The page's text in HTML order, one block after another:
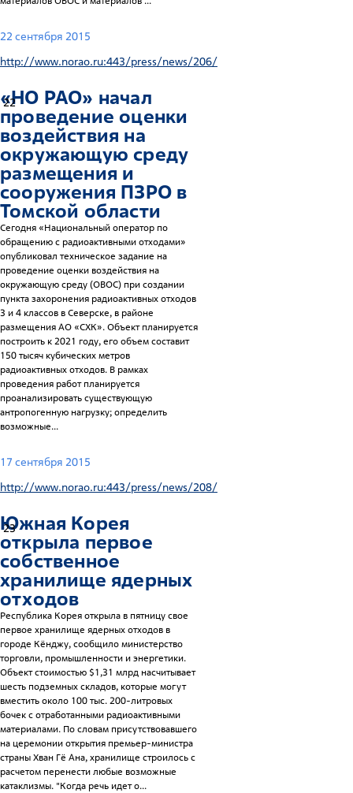
22 сентября 2015
http://www.norao.ru:443/press/news/206/
22
«НО РАО» начал
проведение оценки
воздействия на
окружающую среду
размещения и
сооружения ПЗРО в
Томской области
Сегодня «Национальный оператор по
обращению с радиоактивными отходами»
опубликовал техническое задание на
проведение оценки воздействия на
окружающую среду (ОВОС) при создании
пункта захоронения радиоактивных отходов
3 и 4 классов в Северске, в районе
размещения АО «СХК». Объект планируется
построить к 2021 году, его объем составит
150 тысяч кубических метров
радиоактивных отходов. В рамках
проведения работ планируется
проанализировать существующую
антропогенную нагрузку; определить
возможные...
17 сентября 2015
http://www.norao.ru:443/press/news/208/
23
Южная Корея
открыла первое
собственное
хранилище ядерных
отходов
Республика Корея открыла в пятницу свое
первое хранилище ядерных отходов в
городе Кёнджу, сообщило министерство
торговли, промышленности и энергетики.
Объект стоимостью $1,31 млрд насчитывает
шесть подземных складов, которые могут
вместить около 100 тыс. 200-литровых
бочек с отработанными радиоактивными
материалами. По словам присутствовавшего
на церемонии открытия премьер-министра
страны Хван Гё Ана, хранилище строилось с
расчетом перенести любые возможные
катаклизмы. "Когда речь идет о...